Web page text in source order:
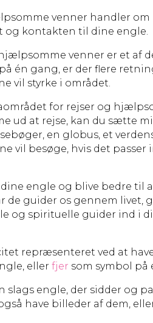
venner handler om
og kontakten til dine engle.
venner er et af
én gang, er der flere
vil styrke i området.
for rejser og
ud at rejse, kan du sætte
en globus, et
vil besøge, hvis det passer
engle og blive bedre til
de guider os gennem livet,
og spirituelle guider ind i
repræsenteret ved at
eller fjer som symbol på
slags engle, der sidder og
have billeder af dem,